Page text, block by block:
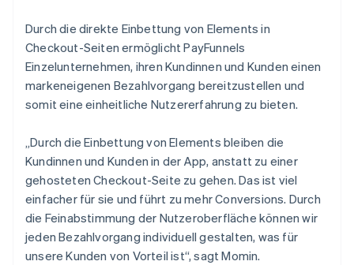
Durch die direkte Einbettung von Elements in
Checkout-Seiten ermöglicht PayFunnels
Einzelunternehmen, ihren Kundinnen und Kunden einen
markeneigenen Bezahlvorgang bereitzustellen und
somit eine einheitliche Nutzererfahrung zu bieten.
„Durch die Einbettung von Elements bleiben die
Kundinnen und Kunden in der App, anstatt zu einer
gehosteten Checkout-Seite zu gehen. Das ist viel
einfacher für sie und führt zu mehr Conversions. Durch
die Feinabstimmung der Nutzeroberfläche können wir
jeden Bezahlvorgang individuell gestalten, was für
unsere Kunden von Vorteil ist“, sagt Momin.